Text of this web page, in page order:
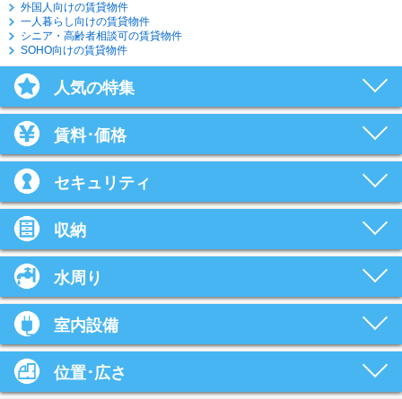
外国人向けの賃貸物件
一人暮らし向けの賃貸物件
シニア・高齢者相談可の賃貸物件
SOHO向けの賃貸物件
人気の特集
賃料･価格
セキュリティ
収納
水周り
室内設備
位置･広さ